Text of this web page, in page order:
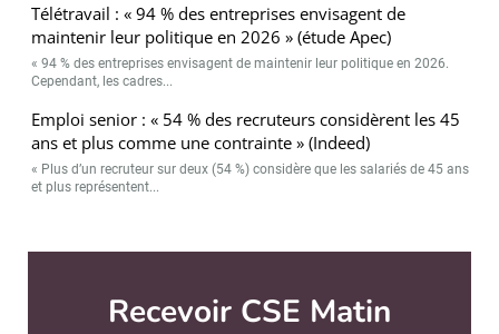
Télétravail : « 94 % des entreprises envisagent de
maintenir leur politique en 2026 » (étude Apec)
« 94 % des entreprises envisagent de maintenir leur politique en 2026.
Cependant, les cadres...
Emploi senior : « 54 % des recruteurs considèrent les 45
ans et plus comme une contrainte » (Indeed)
« Plus d’un recruteur sur deux (54 %) considère que les salariés de 45 ans
et plus représentent...
CSE Matin est édité par